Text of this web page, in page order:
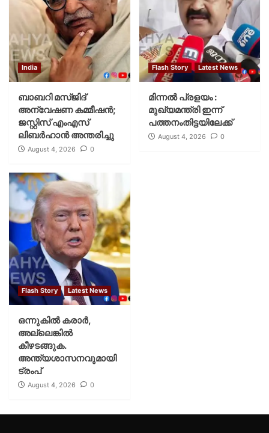
India
ബാബറി മസ്ജിദ്
അന്വേഷണ കമ്മീഷന്‍;
ജസ്റ്റിസ് എംഎസ്
ലിബര്‍ഹാന്‍ അന്തരിച്ചു
August 4, 2026 0
Flash Story Latest News
മിന്നല്‍ പ്രളയം :
മുഖ്യമന്ത്രി ഇന്ന്
പത്തനംതിട്ടയിലേക്ക്
August 4, 2026 0
Flash Story Latest News
ഒന്നുകില്‍ കരാര്‍,
അല്ലെങ്കില്‍
കീഴടങ്ങുക.
അന്ത്യശാസനവുമായി
ട്രംപ്
August 4, 2026 0